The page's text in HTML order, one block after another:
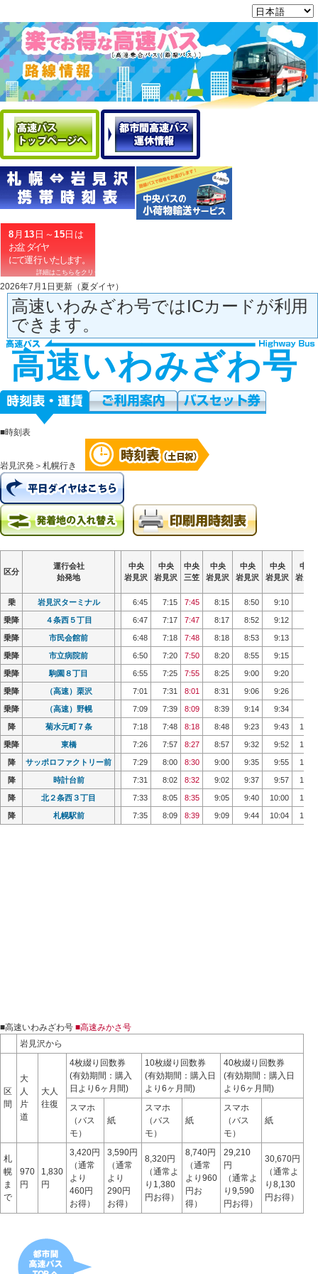
2026年7月1日更新（夏ダイヤ）
高速いわみざわ号ではICカードが利用
できます。
高速いわみざわ号
■時刻表
岩見沢発＞札幌行き
区分
運行会社
始発地
中央
岩見沢
中央
岩見沢
中央
三笠
中央
岩見沢
中央
岩見沢
中央
岩見沢
中央
岩見沢
区分
運行会社
始発地
中央
岩見沢
中央
岩見沢
中央
三笠
中央
岩見沢
中央
岩見沢
中央
岩見沢
中央
岩見沢
区分
運行会社
始発地
中央
岩見沢
中央
岩見沢
中央
三笠
中央
岩見沢
中央
岩見沢
中央
岩見沢
中央
岩見沢
乗 岩見沢ターミナル 6:45 7:15 7:45 8:15 8:50 9:10
乗降 ４条西５丁目 6:47 7:17 7:47 8:17 8:52 9:12
乗降 市民会館前 6:48 7:18 7:48 8:18 8:53 9:13
乗降 市立病院前 6:50 7:20 7:50 8:20 8:55 9:15
乗降 駒園８丁目 6:55 7:25 7:55 8:25 9:00 9:20
乗降 （高速）栗沢 7:01 7:31 8:01 8:31 9:06 9:26
乗降 （高速）野幌 7:09 7:39 8:09 8:39 9:14 9:34
降 菊水元町７条 7:18 7:48 8:18 8:48 9:23 9:43 10:03
乗降 東橋 7:26 7:57 8:27 8:57 9:32 9:52 10:12
降 サッポロファクトリー前 7:29 8:00 8:30 9:00 9:35 9:55 10:15
降 時計台前 7:31 8:02 8:32 9:02 9:37 9:57 10:17
降 北２条西３丁目 7:33 8:05 8:35 9:05 9:40 10:00 10:20
降 札幌駅前 7:35 8:09 8:39 9:09 9:44 10:04 10:24
区分
運行会社
始発地
中央
岩見沢
中央
岩見沢
中央
三笠
中央
岩見沢
中央
岩見沢
中央
岩見沢
中央
岩見沢
乗 岩見沢ターミナル 6:45 7:15 7:45 8:15 8:50 9:10
乗降 ４条西５丁目 6:47 7:17 7:47 8:17 8:52 9:12
乗降 市民会館前 6:48 7:18 7:48 8:18 8:53 9:13
乗降 市立病院前 6:50 7:20 7:50 8:20 8:55 9:15
乗降 駒園８丁目 6:55 7:25 7:55 8:25 9:00 9:20
乗降 （高速）栗沢 7:01 7:31 8:01 8:31 9:06 9:26
乗降 （高速）野幌 7:09 7:39 8:09 8:39 9:14 9:34
降 菊水元町７条 7:18 7:48 8:18 8:48 9:23 9:43 10:03
乗降 東橋 7:26 7:57 8:27 8:57 9:32 9:52 10:12
降 サッポロファクトリー前 7:29 8:00 8:30 9:00 9:35 9:55 10:15
降 時計台前 7:31 8:02 8:32 9:02 9:37 9:57 10:17
降 北２条西３丁目 7:33 8:05 8:35 9:05 9:40 10:00 10:20
降 札幌駅前 7:35 8:09 8:39 9:09 9:44 10:04 10:24
■高速いわみざわ号 ■高速みかさ号
岩見沢から
区
間
大
人
片
道
大人
往復
4枚綴り回数券
(有効期間：購入
日より6ヶ月間)
10枚綴り回数券
(有効期間：購入日
より6ヶ月間)
40枚綴り回数券
(有効期間：購入日
より6ヶ月間)
スマホ
（バス
モ）
紙
スマホ
（バス
モ）
紙
スマホ
（バス
モ）
紙
札
幌
ま
で
970
円
1,830
円
3,420円
（通常
より
460円
お得）
3,590円
（通常
より
290円
お得）
8,320円
（通常よ
り1,380
円お得）
8,740円
（通常
より960
円お
得）
29,210
円
（通常よ
り9,590
円お得）
30,670円
（通常よ
り8,130
円お得）